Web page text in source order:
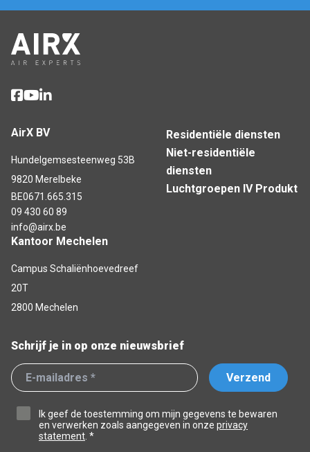
AirX BV
Hundelgemsesteenweg 53B
9820 Merelbeke
BE0671.665.315
09 430 60 89
info@airx.be
Kantoor Mechelen
Campus Schaliënhoevedreef
20T
2800 Mechelen
Residentiële diensten
Niet-residentiële
diensten
Luchtgroepen IV Produkt
Schrijf je in op onze nieuwsbrief
Verzend
Ik geef de toestemming om mijn gegevens te bewaren
en verwerken zoals aangegeven in onze privacy
statement . *